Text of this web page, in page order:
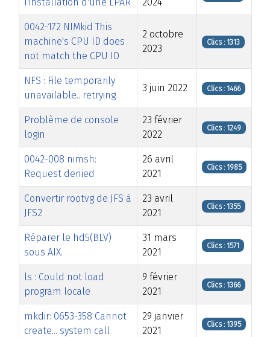
0042-172 NIMkid This
machine's CPU ID does
not match the CPU ID
2 octobre
2023
Clics : 1313
NFS : File temporarily
unavailable.. retrying
3 juin 2022 Clics : 1466
Problème de console
login
23 février
2022
Clics : 1249
0042-008 nimsh:
Request denied
26 avril
2021
Clics : 1985
Convertir rootvg de JFS à
JFS2
23 avril
2021
Clics : 1355
Réparer le hd5(BLV)
sous AIX.
31 mars
2021
Clics : 1571
ls : Could not load
program locale
9 février
2021
Clics : 1366
mkdir: 0653-358 Cannot
create... system call
29 janvier
2021
Clics : 1395